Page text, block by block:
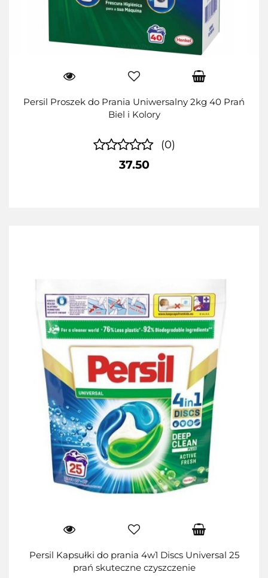
Persil Proszek do Prania Uniwersalny 2kg 40 Prań
Biel i Kolory
(0)
37.50
Persil Kapsułki do prania 4w1 Discs Universal 25
prań skuteczne czyszczenie